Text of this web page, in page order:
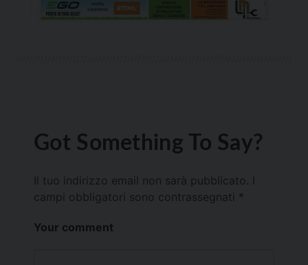
Got Something To Say?
Il tuo indirizzo email non sarà pubblicato.
campi obbligatori sono contrassegnati *
Your comment